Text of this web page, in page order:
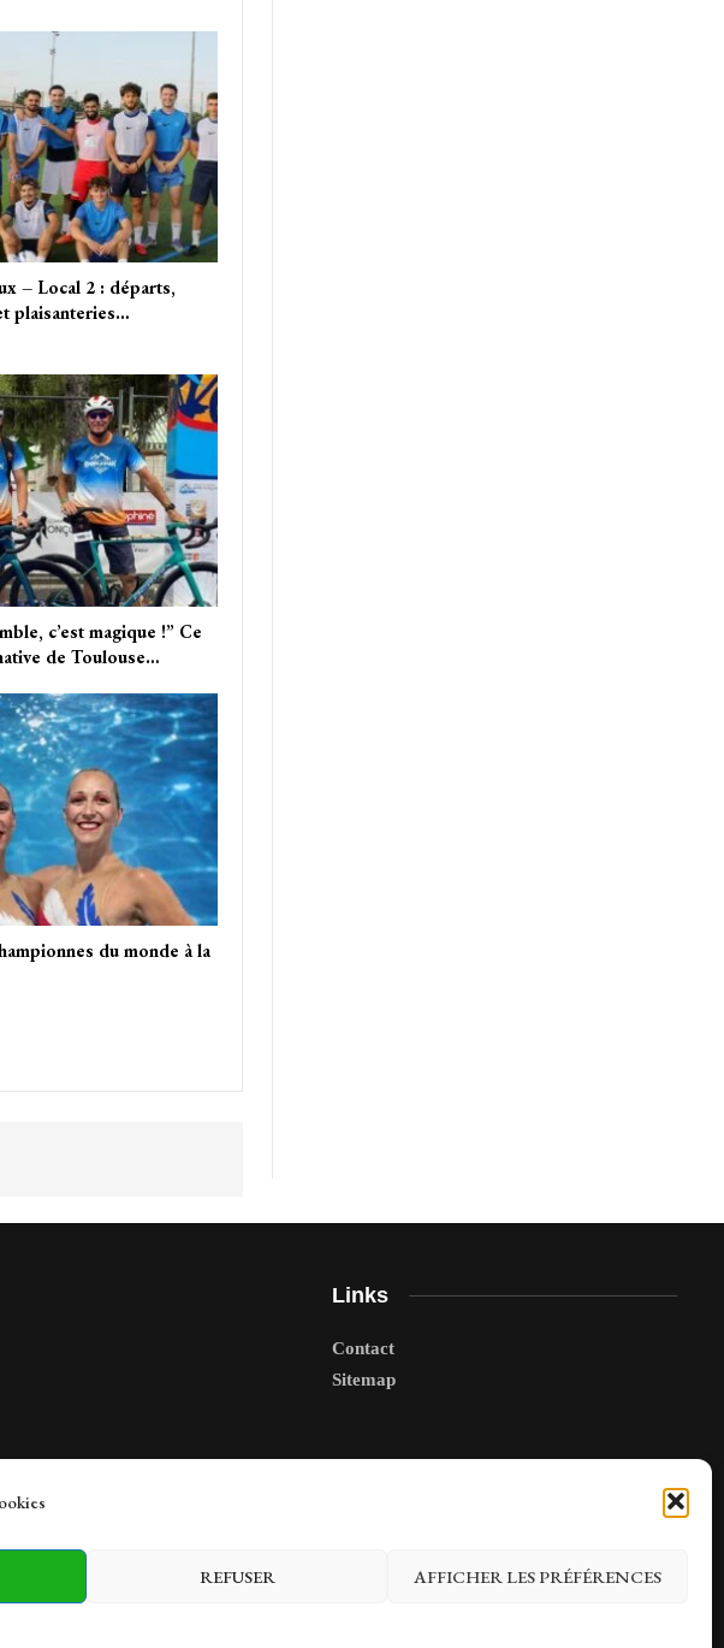
REFUSER AFFICHER LES PRÉFÉRENCES
– Local 2 : départs,
plaisanteries…
c’est magique !” Ce
de Toulouse…
du monde à la
Links
Contact
Sitemap